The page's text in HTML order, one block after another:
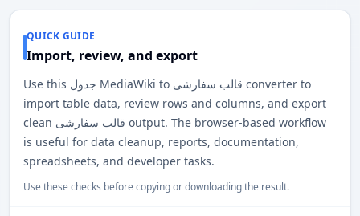
QUICK GUIDE
Import, review, and export
Use this جدول MediaWiki to قالب سفارشی converter to
import table data, review rows and columns, and export
clean قالب سفارشی output. The browser-based workflow
is useful for data cleanup, reports, documentation,
spreadsheets, and developer tasks.
Use these checks before copying or downloading the result.